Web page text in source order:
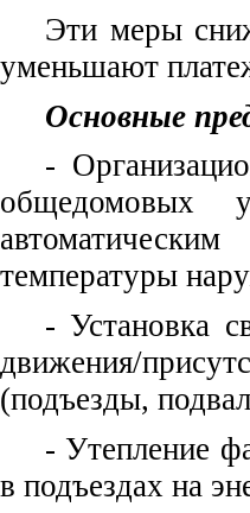
Эти меры
уменьшают
Основные
-
общедомовых
температуры
- Установка
движения/
(подъезды,
- Утепление
в подъездах на